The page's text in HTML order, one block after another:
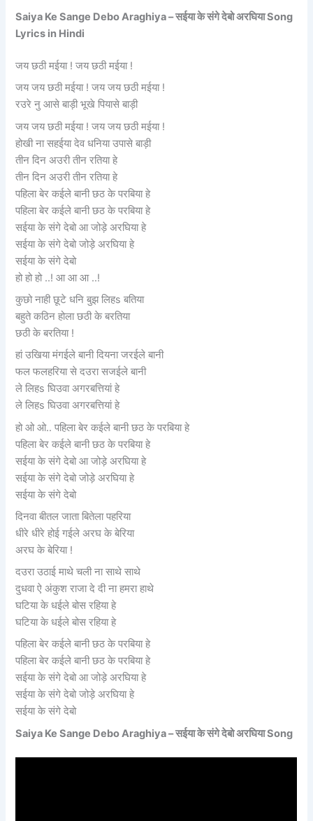
Saiya Ke Sange Debo Araghiya – सईया के संगे देबो अरघिया Song
Lyrics in Hindi
जय छठी मईया ! जय छठी मईया !
जय जय छठी मईया ! जय जय छठी मईया !
रउरे नु आसे बाड़ी भूखे पियासे बाड़ी
जय जय छठी मईया ! जय जय छठी मईया !
होखी ना सहईया देव धनिया उपासे बाड़ी
तीन दिन अउरी तीन रतिया हे
तीन दिन अउरी तीन रतिया हे
पहिला बेर कईले बानी छठ के परबिया हे
पहिला बेर कईले बानी छठ के परबिया हे
सईया के संगे देबो आ जोड़े अरघिया हे
सईया के संगे देबो जोड़े अरघिया हे
सईया के संगे देबो
हो हो हो ..! आ आ आ ..!
कुछो नाही छूटे धनि बुझ लिहs बतिया
बहुते कठिन होला छठी के बरतिया
छठी के बरतिया !
हां उखिया मंगईले बानी दियना जरईले बानी
फल फलहरिया से दउरा सजईले बानी
ले लिहs घिउवा अगरबत्तियां हे
ले लिहs घिउवा अगरबत्तियां हे
हो ओ ओ.. पहिला बेर कईले बानी छठ के परबिया हे
पहिला बेर कईले बानी छठ के परबिया हे
सईया के संगे देबो आ जोड़े अरघिया हे
सईया के संगे देबो जोड़े अरघिया हे
सईया के संगे देबो
दिनवा बीतल जाता बितेला पहरिया
धीरे धीरे होई गईले अरघ के बेरिया
अरघ के बेरिया !
दउरा उठाई माथे चली ना साथे साथे
दुधवा ऐ अंकुश राजा दे दी ना हमरा हाथे
घटिया के धईले बोस रहिया हे
घटिया के धईले बोस रहिया हे
पहिला बेर कईले बानी छठ के परबिया हे
पहिला बेर कईले बानी छठ के परबिया हे
सईया के संगे देबो आ जोड़े अरघिया हे
सईया के संगे देबो जोड़े अरघिया हे
सईया के संगे देबो
Saiya Ke Sange Debo Araghiya – सईया के संगे देबो अरघिया Song